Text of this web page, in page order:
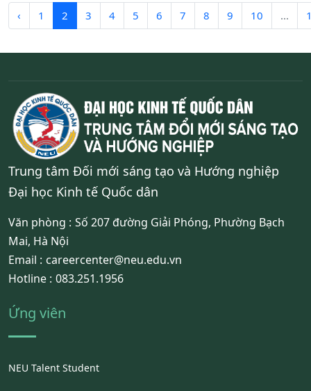
‹ 1 2 3 4 5 6 7 8 9 10 ...
Trung tâm Đối mới sáng tạo và Hướng nghiệp
Đại học Kinh tế Quốc dân
Văn phòng : Số 207 đường Giải Phóng, Phường Bạch
Mai, Hà Nội
Email : careercenter@neu.edu.vn
Hotline : 083.251.1956
Ứng viên
NEU Talent Student